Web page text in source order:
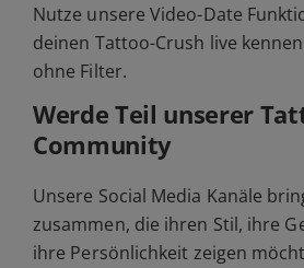
Nutze unsere Video-Date
deinen Tattoo-Crush live
ohne Filter.
Werde Teil unserer
Community
Unsere Social Media Kanäle
zusammen, die ihren Stil, ihre
ihre Persönlichkeit zeigen